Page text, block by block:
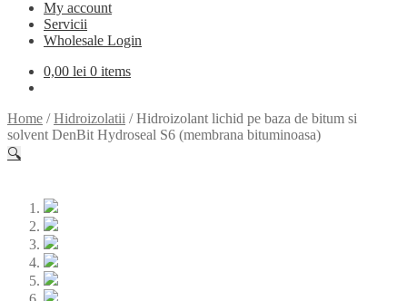
My account
Servicii
Wholesale Login
0,00 lei 0 items
Home /Hidroizolatii /Hidroizolant lichid pe baza de bitum si
solvent DenBit Hydroseal S6 (membrana bituminoasa)
🔍